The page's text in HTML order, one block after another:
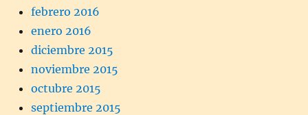
febrero 2016
enero 2016
diciembre 2015
noviembre 2015
octubre 2015
septiembre 2015